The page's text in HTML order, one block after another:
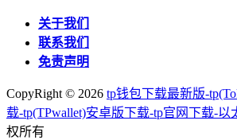
关于我们
联系我们
免责声明
CopyRight © 2026 tp钱包下载最新版-
载-tp(TPwallet)安卓版下载-tp官网下载-
权所有